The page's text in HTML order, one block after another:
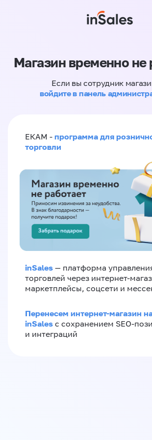
Магазин временно не
Если вы сотрудник
войдите в панель
ЕКАМ - программа для
торговли
inSales — платформа
торговлей через интернет-
маркетплейсы, соцсети и
Перенесем интернет-магазин
inSales с сохранением SEO-
и интеграций